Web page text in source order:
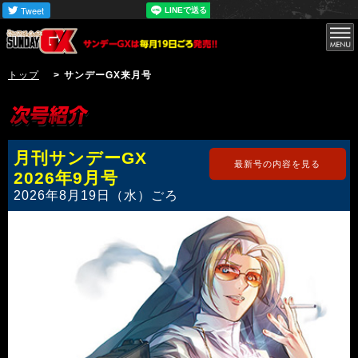
トップ > サンデーGX来月号
月刊サンデーGX
2026年9月号
2026年8月19日（水）ごろ
最新号の内容を見る